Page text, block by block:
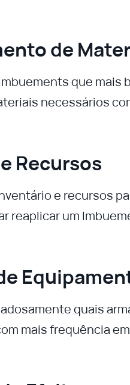
de
que mais
necessários
Recursos
e recursos
reaplicar um
quais
mais frequência